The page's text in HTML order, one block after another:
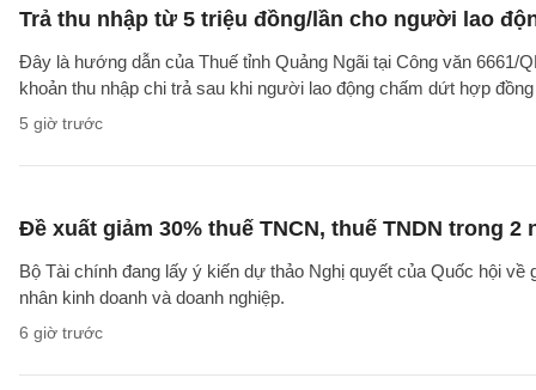
Trả thu nhập từ 5 triệu đồng/lần cho người lao
Đây là hướng dẫn của Thuế tỉnh Quảng Ngãi tại Công văn
khoản thu nhập chi trả sau khi người lao động chấm dứt hợp
5 giờ trước
Đề xuất giảm 30% thuế TNCN, thuế TNDN trong 2
Bộ Tài chính đang lấy ý kiến dự thảo Nghị quyết của Quốc hội
nhân kinh doanh và doanh nghiệp.
6 giờ trước